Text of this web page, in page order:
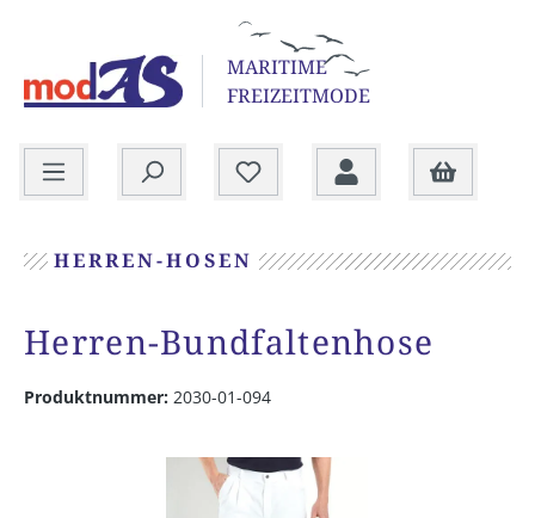
MARITIME
FREIZEITMODE
HERREN-HOSEN
Herren-Bundfaltenhose
Produktnummer: 2030-01-094
Bildergalerie überspringen